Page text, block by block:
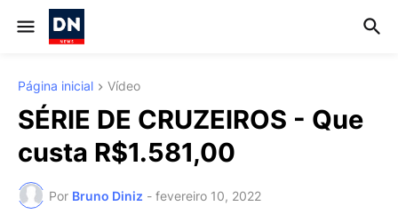
Página inicial Vídeo
SÉRIE DE CRUZEIROS - Que
custa R$1.581,00
Por Bruno Diniz - fevereiro 10, 2022